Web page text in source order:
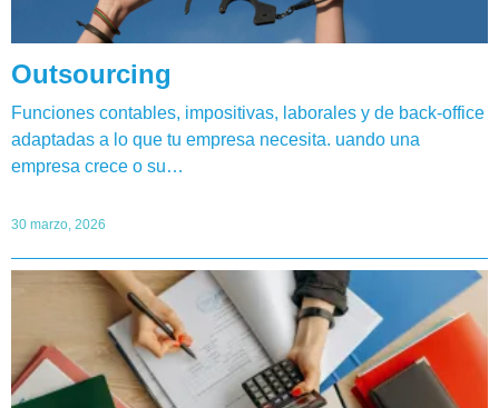
Outsourcing
Funciones contables, impositivas, laborales y de back-office
adaptadas a lo que tu empresa necesita. uando una
empresa crece o su…
30 marzo, 2026